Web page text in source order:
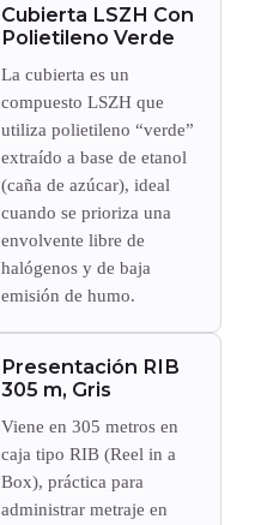
Cubierta LSZH Con
Polietileno Verde
La cubierta es un
compuesto LSZH que
utiliza polietileno “verde”
extraído a base de etanol
(caña de azúcar), ideal
cuando se prioriza una
envolvente libre de
halógenos y de baja
emisión de humo.
Presentación RIB
305 m, Gris
Viene en 305 metros en
caja tipo RIB (Reel in a
Box), práctica para
administrar metraje en